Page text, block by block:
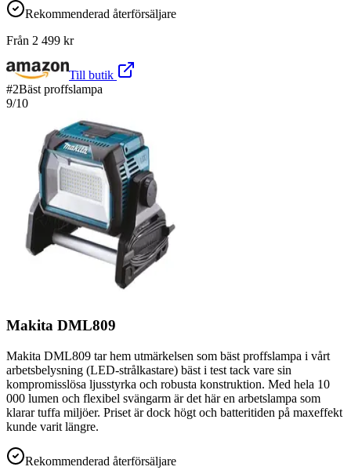
Rekommenderad återförsäljare
Från 2 499 kr
Till butik
#2Bäst proffslampa
9/10
Makita DML809
Makita DML809 tar hem utmärkelsen som bäst proffslampa i vårt
arbetsbelysning (LED-strålkastare) bäst i test tack vare sin
kompromisslösa ljusstyrka och robusta konstruktion. Med hela 10
000 lumen och flexibel svängarm är det här en arbetslampa som
klarar tuffa miljöer. Priset är dock högt och batteritiden på maxeffekt
kunde varit längre.
Rekommenderad återförsäljare